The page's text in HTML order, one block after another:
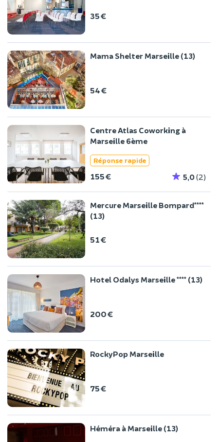
35 €
Mama Shelter Marseille (13)
54 €
Centre Atlas Coworking à
Marseille 6ème
Réponse rapide
155 € 5,0(2)
Mercure Marseille Bompard****
(13)
51 €
Hotel Odalys Marseille **** (13)
200 €
RockyPop Marseille
75 €
Héméra à Marseille (13)